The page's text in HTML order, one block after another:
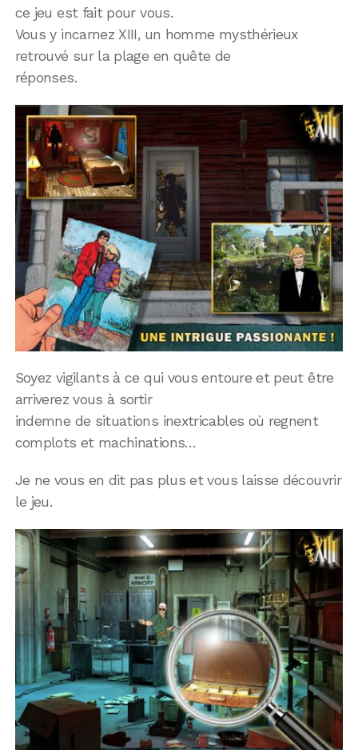
ce jeu est fait pour vous.
Vous y incarnez XIII, un homme mysthérieux
retrouvé sur la plage en quête de
réponses.
Soyez vigilants à ce qui vous entoure et peut être
arriverez vous à sortir
indemne de situations inextricables où regnent
complots et machinations…
Je ne vous en dit pas plus et vous laisse découvrir
le jeu.